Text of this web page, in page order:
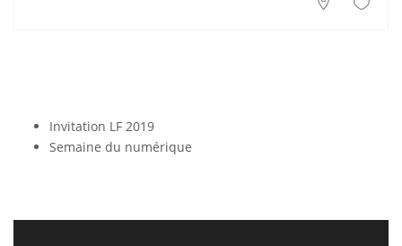
Invitation LF 2019
Semaine du numérique